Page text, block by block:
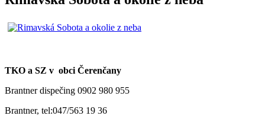
TKO a SZ v obci Čerenčany
Brantner dispečing 0902 980 955
Brantner, tel:047/563 19 36